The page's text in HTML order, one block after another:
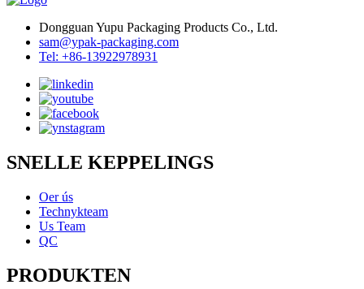
Dongguan Yupu Packaging Products Co., Ltd.
sam@ypak-packaging.com
Tel: +86-13922978931
SNELLE KEPPELINGS
Oer ús
Technykteam
Us Team
QC
PRODUKTEN